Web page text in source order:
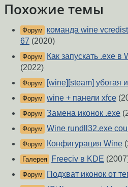
Похожие темы
Форум
команда wine
67 (2020)
Форум
Как запускать .exe в
(2022)
Форум [wine][steam] убогая
Форум wine + панели xfce
Форум Замена иконок .exe
Форум Wine rundll32.exe
Форум Конфигурация Wine
Галерея Freeciv в KDE
Форум Подхват иконок от